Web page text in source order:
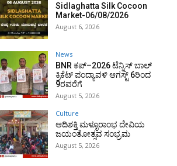
Sidlaghatta Silk Cocoon
Market-06/08/2026
August 6, 2026
News
BNR ಕಪ್–2026 ಟೆನ್ನಿಸ್ ಬಾಲ್
ಕ್ರಿಕೆಟ್ ಪಂದ್ಯಾವಳಿ ಆಗಸ್ಟ್ 6ರಿಂದ
9ರವರೆಗೆ
August 5, 2026
Culture
ಆದಿಶಕ್ತಿ ಮಳ್ಳೂರಾಂಭ ದೇವಿಯ
ಜಯಂತೋತ್ಸವ ಸಂಭ್ರಮ
August 5, 2026